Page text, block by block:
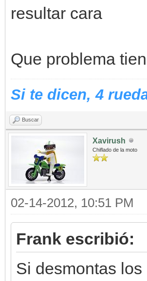
resultar cara
Que problema
Si te dicen, 4
Buscar
Xavirush
Chiflado de la moto
02-14-2012, 10:51 PM
Frank escribió:
Si desmontas